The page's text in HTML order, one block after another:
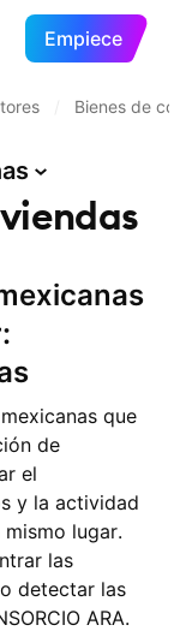
Empiece
Bienes de
que
de
el
y la actividad
lugar.
las
detectar las
ARA.